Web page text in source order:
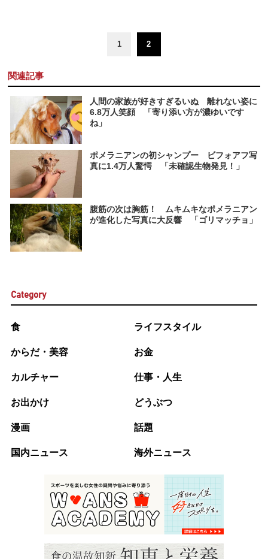
1 2
関連記事
人間の家族が好きすぎるいぬ 離れない姿に
6.8万人笑顔 「寄り添い方が濃ゆいです
ね」
ポメラニアンの初シャンプー ビフォアフ写
真に1.4万人驚愕 「未確認生物発見！」
腹筋の次は胸筋！ ムキムキなポメラニアン
が進化した写真に大反響 「ゴリマッチョ」
Category
食 ライフスタイル
からだ・美容 お金
カルチャー 仕事・人生
お出かけ どうぶつ
漫画 話題
国内ニュース 海外ニュース